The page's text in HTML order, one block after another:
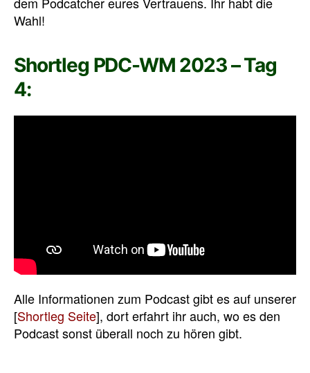
Wahl!
Shortleg PDC-WM 2023 – Tag
4:
Alle Informationen zum Podcast gibt es auf unserer
[Shortleg Seite], dort erfahrt ihr auch, wo es den
Podcast sonst überall noch zu hören gibt.